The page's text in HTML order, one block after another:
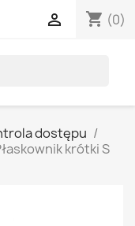
shopping_cart (0)

dostępu
krótki S